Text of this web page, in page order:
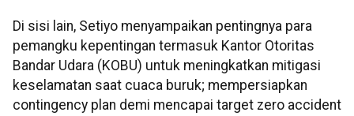
Di sisi lain, Setiyo menyampaikan pentingnya para
pemangku kepentingan termasuk Kantor Otoritas
Bandar Udara (KOBU) untuk meningkatkan mitigasi
keselamatan saat cuaca buruk; mempersiapkan
contingency plan demi mencapai target zero accident